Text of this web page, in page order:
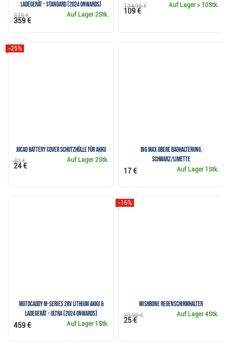
Ladegerät - Standard (2024 onwards)
Auf Lager2Stk.
379 €
359 €
Auf Lager> 10Stk.
124,95 €
109 €
JuCad Battery Cover Schutzhülle für Akku
-25%
Auf Lager 2Stk.
32 €
24 €
Big Max Obere Baghalterung,
schwarz/limette
Auf Lager 1Stk.
17 €
Motocaddy M-Series 28V Lithium Akku &
Ladegerät - ULTRA (2024 onwards)
Auf Lager 1Stk.
459 €
Wishbone Regenschirmhalter
-16%
Auf Lager4Stk.
29,90 €
25 €